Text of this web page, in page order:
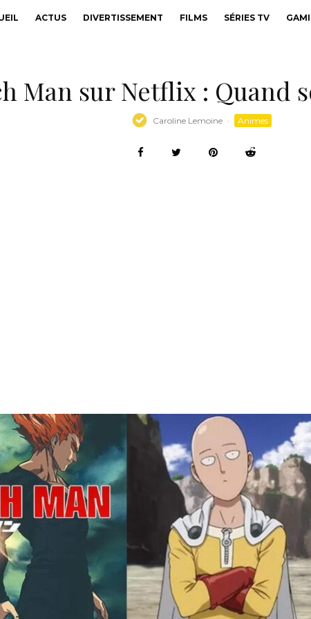
ACTUS DIVERTISSEMENT FILMS SÉRIES TV
Man sur Netflix : Quand
Caroline Lemoine · Animes